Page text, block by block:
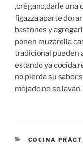
,orégano,darle una
figazza,aparte
bastones y
ponen muzarella
tradicional pueden
estando ya
no pierda su
mojado,no se
CATEGORÍAS
COCINA